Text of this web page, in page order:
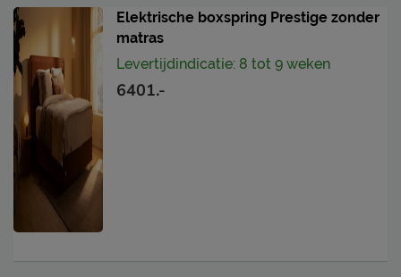
Protector zodat deze als geen ander beschermd is
tegen vlekken en in topconditie blijft. Ook je
gestoffeerde hocker of nachtkastje kun je
meebehandelen.
Levering & garantie
Met Kårlsson kun je rekenen op gegarandeerde en
constante kwaliteit, jarenlang comfort en een design
dat tijdloos mooi blijft. Je vindt alle informatie over
garantie en levering bij het kopje ‘Goed om te weten’.
Where calm takes shape.
Elektrische boxspring Prestige zonder
matras
Levertijdindicatie: 8 tot 9 weken
6401.-